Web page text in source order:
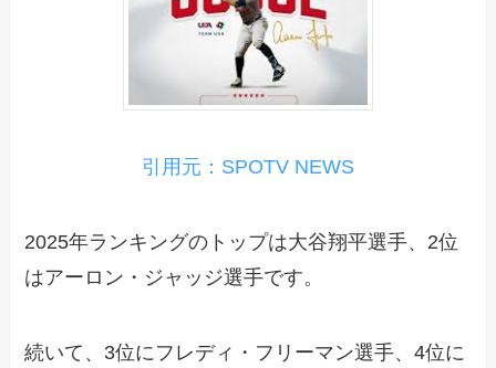
引用元：SPOTV NEWS
2025年ランキングのトップは大谷翔平選手、2位
はアーロン・ジャッジ選手です。
続いて、3位にフレディ・フリーマン選手、4位に